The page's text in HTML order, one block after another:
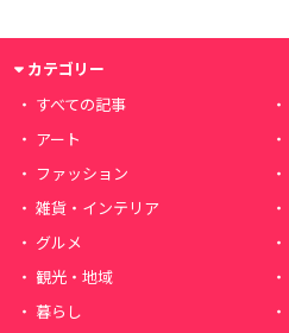
カテゴリー
すべての記事
アート
ファッション
雑貨・インテリア
グルメ
観光・地域
暮らし